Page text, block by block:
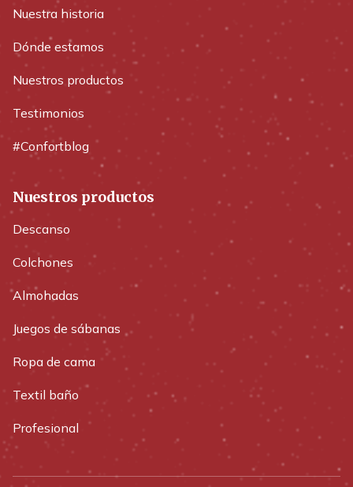
Nuestra historia
Dónde estamos
Nuestros productos
Testimonios
#Confortblog
Nuestros productos
Descanso
Colchones
Almohadas
Juegos de sábanas
Ropa de cama
Textil baño
Profesional